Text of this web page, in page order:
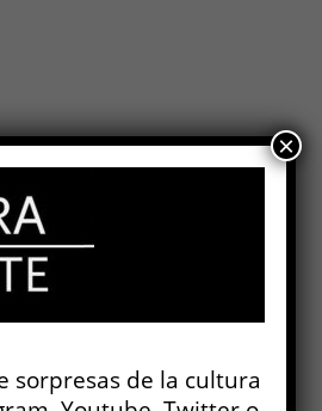
sorpresas de la cultura
×